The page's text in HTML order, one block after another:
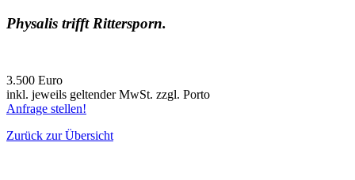
Physalis trifft Rittersporn.
3.500 Euro
inkl. jeweils geltender MwSt. zzgl. Porto
Anfrage stellen!
Zurück zur Übersicht